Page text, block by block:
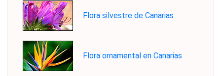
Flora silvestre de Canarias
Flora ornamental en Canarias